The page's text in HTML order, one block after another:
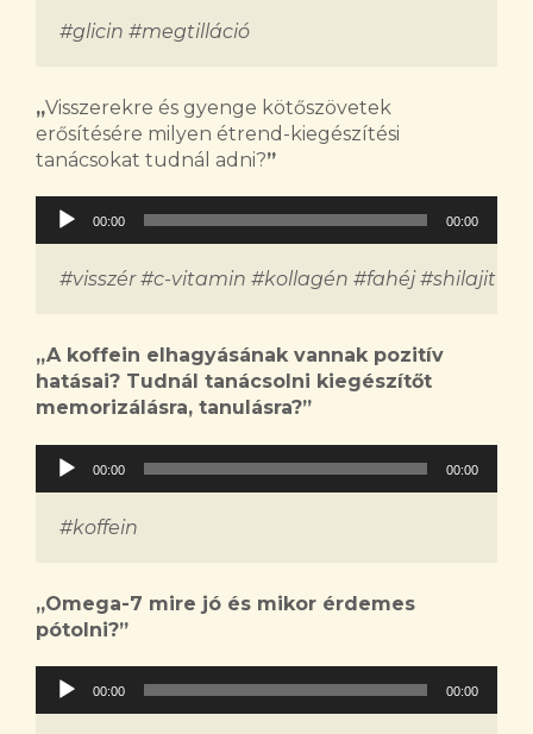
#glicin #megtilláció
„Visszerekre és gyenge kötőszövetek
erősítésére milyen étrend-kiegészítési
tanácsokat tudnál adni?”
Audió
lejátszó
00:00 00:00
#visszér #c-vitamin #kollagén #fahéj #shilajit
„A koffein elhagyásának vannak pozitív
hatásai? Tudnál tanácsolni kiegészítőt
memorizálásra, tanulásra?”
Audió
lejátszó
00:00 00:00
#koffein
„Omega-7 mire jó és mikor érdemes
pótolni?”
Audió
lejátszó
00:00 00:00